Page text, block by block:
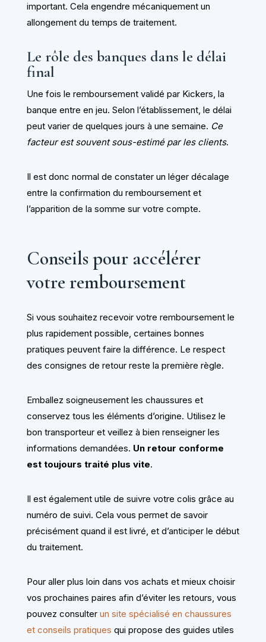
important. Cela engendre mécaniquement un
allongement du temps de traitement.
Le rôle des banques dans le délai
final
Une fois le remboursement validé par Kickers, la
banque entre en jeu. Selon l’établissement, le délai
peut varier de quelques jours à une semaine. Ce
facteur est souvent sous-estimé par les clients.
Il est donc normal de constater un léger décalage
entre la confirmation du remboursement et
l’apparition de la somme sur votre compte.
Conseils pour accélérer
votre remboursement
Si vous souhaitez recevoir votre remboursement le
plus rapidement possible, certaines bonnes
pratiques peuvent faire la différence. Le respect
des consignes de retour reste la première règle.
Emballez soigneusement les chaussures et
conservez tous les éléments d’origine. Utilisez le
bon transporteur et veillez à bien renseigner les
informations demandées. Un retour conforme
est toujours traité plus vite.
Il est également utile de suivre votre colis grâce au
numéro de suivi. Cela vous permet de savoir
précisément quand il est livré, et d’anticiper le début
du traitement.
Pour aller plus loin dans vos achats et mieux choisir
vos prochaines paires afin d’éviter les retours, vous
pouvez consulter un site spécialisé en chaussures
et conseils pratiques qui propose des guides utiles